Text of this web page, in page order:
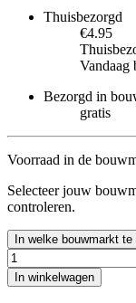
Thuisbezorgd
€4.95
Vandaag
Bezorgd in
gratis
Voorraad in de
Selecteer jouw
controleren.
In welke bouwmarkt te
In winkelwagen